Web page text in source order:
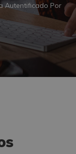
Autentificado Por